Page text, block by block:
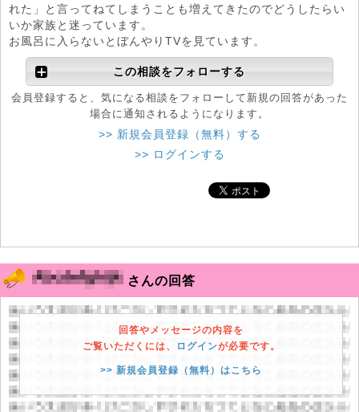
れた」と言ってねてしまうことも増えてきたのでどうしたらい
いか家族と迷っています。
お風呂に入らないとぼんやりTVを見ています。
この相談をフォローする
会員登録すると、気になる相談をフォローして新規の回答があった
場合に通知されるようになります。
>> 新規会員登録（無料）する
>> ログインする
さんの回答
回答やメッセージの内容を
ご覧いただくには、
ログインが必要です。
>> 新規会員登録（無料）はこちら